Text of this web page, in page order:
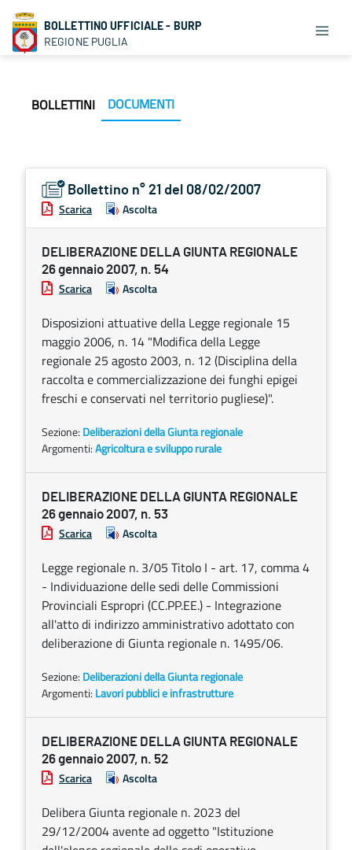
BOLLETTINO UFFICIALE - BURP
REGIONE PUGLIA
BOLLETTINI DOCUMENTI
Bollettino n° 21 del 08/02/2007
Scarica Ascolta
DELIBERAZIONE DELLA GIUNTA REGIONALE
26 gennaio 2007, n. 54
Scarica Ascolta
Disposizioni attuative della Legge regionale 15
maggio 2006, n. 14 "Modifica della Legge
regionale 25 agosto 2003, n. 12 (Disciplina della
raccolta e commercializzazione dei funghi epigei
freschi e conservati nel territorio pugliese)".
Sezione: Deliberazioni della Giunta regionale
Argomenti:Agricoltura e sviluppo rurale
DELIBERAZIONE DELLA GIUNTA REGIONALE
26 gennaio 2007, n. 53
Scarica Ascolta
Legge regionale n. 3/05 Titolo I - art. 17, comma 4
- Individuazione delle sedi delle Commissioni
Provinciali Espropri (CC.PP.EE.) - Integrazione
all'atto di indirizzo amministrativo adottato con
deliberazione di Giunta regionale n. 1495/06.
Sezione: Deliberazioni della Giunta regionale
Argomenti: Lavori pubblici e infrastrutture
DELIBERAZIONE DELLA GIUNTA REGIONALE
26 gennaio 2007, n. 52
Scarica Ascolta
Delibera Giunta regionale n. 2023 del
29/12/2004 avente ad oggetto "Istituzione